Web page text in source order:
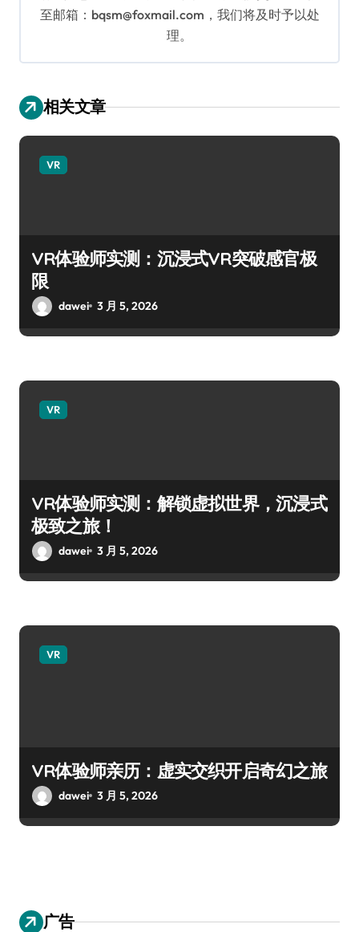
至邮箱：bqsm@foxmail.com，我们将及时予以处
理。
相关文章
VR
VR体验师实测：沉浸式VR突破感官极
限
dawei 3 月 5, 2026
VR
VR体验师实测：解锁虚拟世界，沉浸式
极致之旅！
dawei 3 月 5, 2026
VR
VR体验师亲历：虚实交织开启奇幻之旅
dawei 3 月 5, 2026
广告